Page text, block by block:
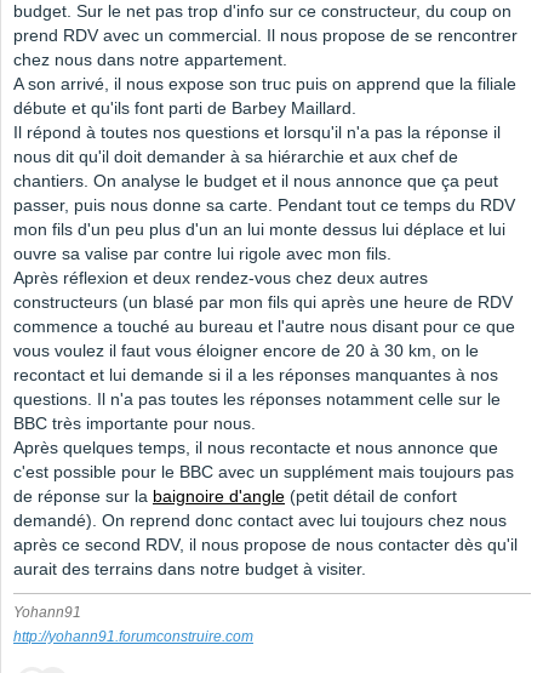
budget. Sur le net pas trop d'info sur ce constructeur, du coup on
prend RDV avec un commercial. Il nous propose de se rencontrer
chez nous dans notre appartement.
A son arrivé, il nous expose son truc puis on apprend que la filiale
débute et qu'ils font parti de Barbey Maillard.
Il répond à toutes nos questions et lorsqu'il n'a pas la réponse il
nous dit qu'il doit demander à sa hiérarchie et aux chef de
chantiers. On analyse le budget et il nous annonce que ça peut
passer, puis nous donne sa carte. Pendant tout ce temps du RDV
mon fils d'un peu plus d'un an lui monte dessus lui déplace et lui
ouvre sa valise par contre lui rigole avec mon fils.
Après réflexion et deux rendez-vous chez deux autres
constructeurs (un blasé par mon fils qui après une heure de RDV
commence a touché au bureau et l'autre nous disant pour ce que
vous voulez il faut vous éloigner encore de 20 à 30 km, on le
recontact et lui demande si il a les réponses manquantes à nos
questions. Il n'a pas toutes les réponses notamment celle sur le
BBC très importante pour nous.
Après quelques temps, il nous recontacte et nous annonce que
c'est possible pour le BBC avec un supplément mais toujours pas
de réponse sur la baignoire d'angle (petit détail de confort
demandé). On reprend donc contact avec lui toujours chez nous
après ce second RDV, il nous propose de nous contacter dès qu'il
aurait des terrains dans notre budget à visiter.
Yohann91
http://yohann91.forumconstruire.com